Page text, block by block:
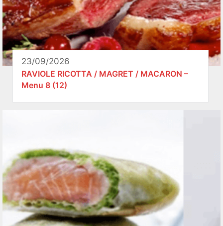
23/09/2026
RAVIOLE RICOTTA / MAGRET / MACARON –
Menu 8 (12)